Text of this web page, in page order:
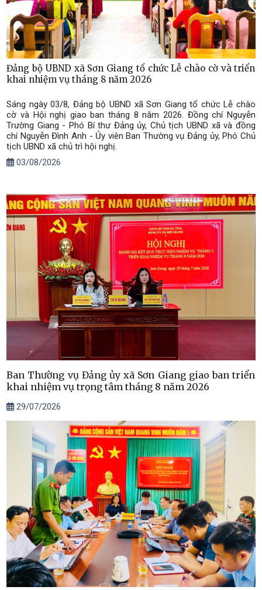
Đảng bộ UBND xã Sơn Giang tổ chức Lễ chào cờ và triển
khai nhiệm vụ tháng 8 năm 2026
Sáng ngày 03/8, Đảng bộ UBND xã Sơn Giang tổ chức Lễ chào
cờ và Hội nghị giao ban tháng 8 năm 2026. Đồng chí Nguyễn
Trường Giang - Phó Bí thư Đảng ủy, Chủ tịch UBND xã và đồng
chí Nguyễn Đình Anh - Ủy viên Ban Thường vụ Đảng ủy, Phó Chủ
tịch UBND xã chủ trì hội nghị.
03/08/2026
Ban Thường vụ Đảng ủy xã Sơn Giang giao ban triển
khai nhiệm vụ trọng tâm tháng 8 năm 2026
29/07/2026